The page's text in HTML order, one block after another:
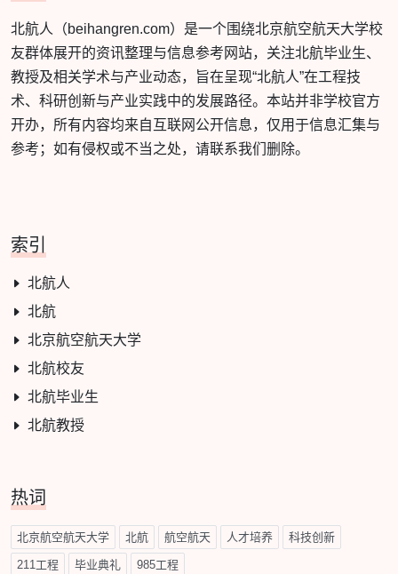
北航人（beihangren.com）是一个围绕北京航空航天大学校
友群体展开的资讯整理与信息参考网站，关注北航毕业生、
教授及相关学术与产业动态，旨在呈现“北航人”在工程技
术、科研创新与产业实践中的发展路径。本站并非学校官方
开办，所有内容均来自互联网公开信息，仅用于信息汇集与
参考；如有侵权或不当之处，请联系我们删除。
索引
北航人
北航
北京航空航天大学
北航校友
北航毕业生
北航教授
热词
北京航空航天大学 北航 航空航天 人才培养 科技创新
211工程 毕业典礼 985工程